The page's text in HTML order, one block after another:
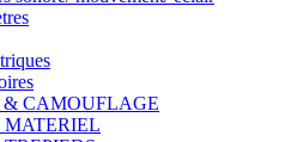
& CAMOUFLAGE
MATERIEL